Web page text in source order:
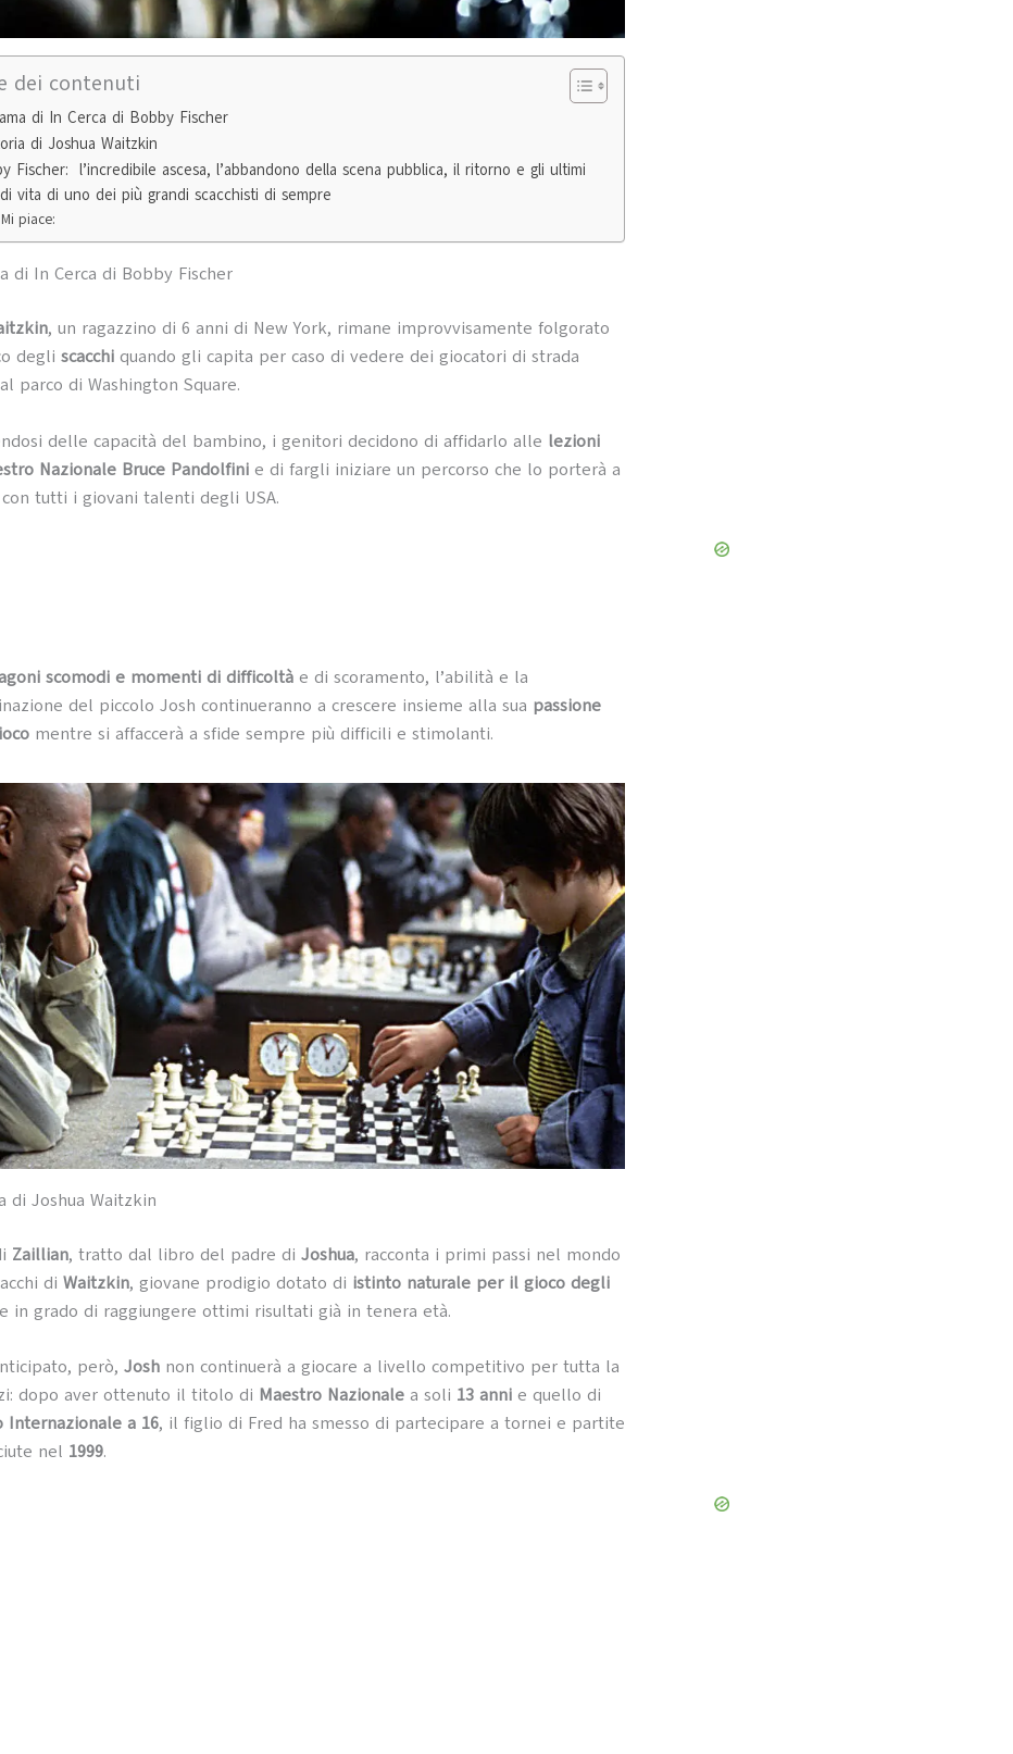
dei contenuti
di In Cerca di Bobby Fischer
di Joshua Waitzkin
Fischer: l’incredibile ascesa, l’abbandono della scena pubblica, il ritorno e gli ultimi
vita di uno dei più grandi scacchisti di sempre
Mi piace:
di In Cerca di Bobby Fischer
, un ragazzino di 6 anni di New York, rimane improvvisamente folgorato
degli scacchi quando gli capita per caso di vedere dei giocatori di strada
parco di Washington Square.
delle capacità del bambino, i genitori decidono di affidarlo alle lezioni
Nazionale Bruce Pandolfini e di fargli iniziare un percorso che lo porterà a
tutti i giovani talenti degli USA.
scomodi e momenti di difficoltà e di scoramento, l’abilità e la
del piccolo Josh continueranno a crescere insieme alla sua passione
mentre si affaccerà a sfide sempre più difficili e stimolanti.
di Joshua Waitzkin
Zaillian, tratto dal libro del padre di Joshua, racconta i primi passi nel mondo
di Waitzkin, giovane prodigio dotato di istinto naturale per il gioco degli
e in grado di raggiungere ottimi risultati già in tenera età.
però, Josh non continuerà a giocare a livello competitivo per tutta la
dopo aver ottenuto il titolo di Maestro Nazionale a soli 13 anni e quello di
Internazionale a 16, il figlio di Fred ha smesso di partecipare a tornei e partite
nel 1999.